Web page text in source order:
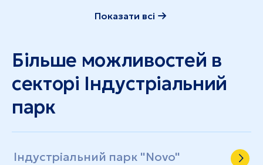
Показати всі
Більше можливостей в
секторі Індустріальний
парк
Індустріальний парк "Novo"